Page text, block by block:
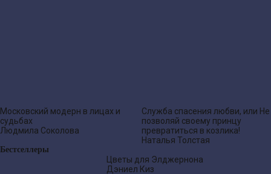
Московский модерн в лицах и
судьбах
Людмила Соколова
Служба спасения любви, или Не
позволяй своему принцу
превратиться в козлика!
Наталья Толстая
Бестселлеры
Цветы для Элджернона
Дэниел Киз